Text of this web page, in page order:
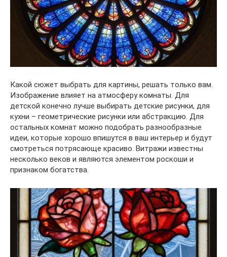
Какой сюжет выбрать для картины, решать только вам.
Изображение влияет на атмосферу комнаты. Для
детской конечно лучше выбирать детские рисунки, для
кухни – геометрические рисунки или абстракцию. Для
остальных комнат можно подобрать разнообразные
идеи, которые хорошо впишутся в ваш интерьер и будут
смотреться потрясающе красиво. Витражи известны
несколько веков и являются элементом роскоши и
признаком богатства.